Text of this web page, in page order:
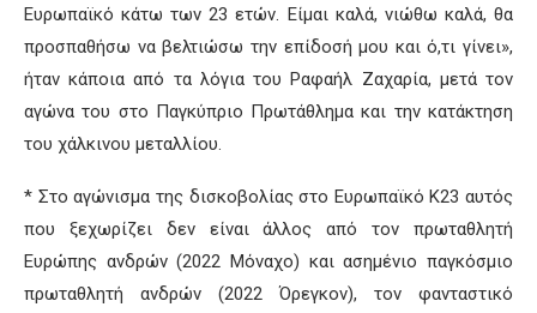
Ευρωπαϊκό κάτω των 23 ετών. Είμαι καλά, νιώθω καλά, θα
προσπαθήσω να βελτιώσω την επίδοσή μου και ό,τι γίνει»,
ήταν κάποια από τα λόγια του Ραφαήλ Ζαχαρία, μετά τον
αγώνα του στο Παγκύπριο Πρωτάθλημα και την κατάκτηση
του χάλκινου μεταλλίου.
* Στο αγώνισμα της δισκοβολίας στο Ευρωπαϊκό Κ23 αυτός
που ξεχωρίζει δεν είναι άλλος από τον πρωταθλητή
Ευρώπης ανδρών (2022 Μόναχο) και ασημένιο παγκόσμιο
πρωταθλητή ανδρών (2022 Όρεγκον), τον φανταστικό